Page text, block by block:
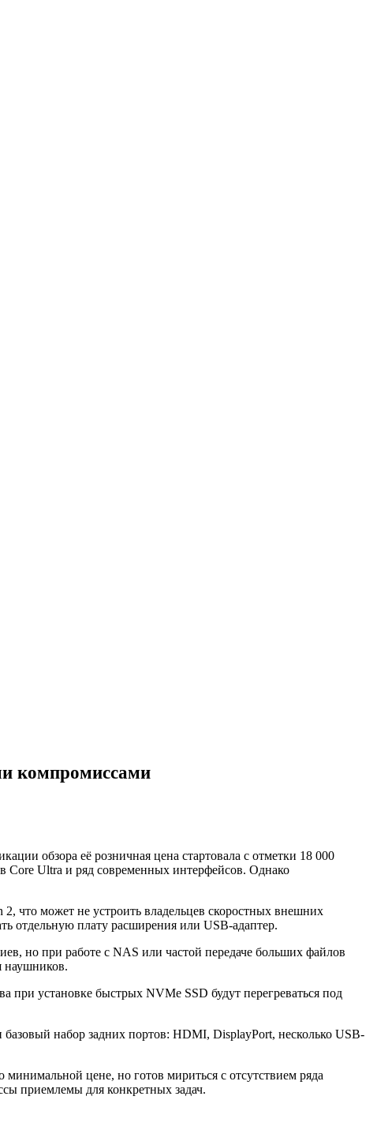
компромиссами
обзора её розничная цена стартовала с отметки 18 000
Core Ultra и ряд современных интерфейсов. Однако
что может не устроить владельцев скоростных внешних
отдельную плату расширения или USB-адаптер.
но при работе с NAS или частой передаче больших файлов
наушников.
при установке быстрых NVMe SSD будут перегреваться под
набор задних портов: HDMI, DisplayPort, несколько USB-
цене, но готов мириться с отсутствием ряда
приемлемы для конкретных задач.